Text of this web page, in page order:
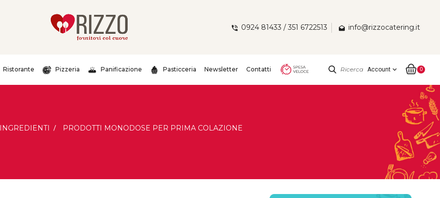
0924 81433 / 351 6722513 info@rizzocatering.it
Ristorante Pizzeria Panificazione Pasticceria Newsletter Contatti 0
Account expand_more
Ricerca
INGREDIENTI PRODOTTI MONODOSE PER PRIMA COLAZIONE